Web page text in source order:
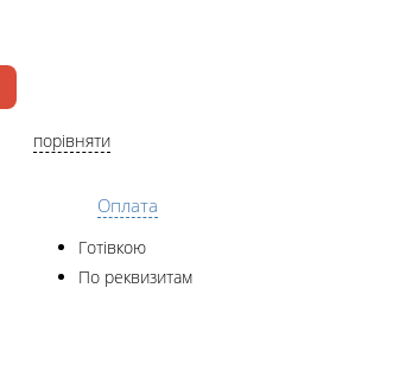
порівняти
Оплата
Готівкою
По реквизитам